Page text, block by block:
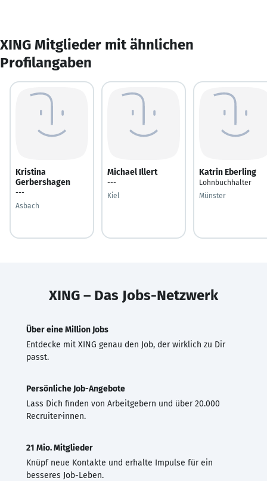
XING Mitglieder mit ähnlichen
Profilangaben
Kristina
Gerbershagen
---
Asbach
Michael Illert
---
Kiel
Katrin Eberling
Lohnbuchhalter
Münster
XING – Das Jobs-Netzwerk
Über eine Million Jobs
Entdecke mit XING genau den Job, der wirklich zu Dir
passt.
Persönliche Job-Angebote
Lass Dich finden von Arbeitgebern und über 20.000
Recruiter·innen.
21 Mio. Mitglieder
Knüpf neue Kontakte und erhalte Impulse für ein
besseres Job-Leben.